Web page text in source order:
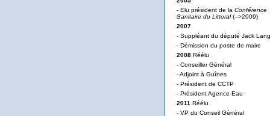
- Elu président de la Conférence
Sanitaire du Littoral(-->2009)
2007
- Suppléant du député Jack Lang
- Démission du poste de maire
2008 Réélu
- Conseiller Général
- Adjoint à Guînes
- Président de CCTP
- Président Agence Eau
2011 Réélu
- VP du Conseil Général